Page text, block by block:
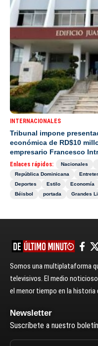
INTERNACIONALES
Tribunal impone
económica de RD$10
empresario Francesco
Enlaces rápidos: Nacionales
República Dominicana
Deportes
Estilo Economía
Béisbol
portada Grandes
Somos una multiplataforma
televisivos. El medio
el menor tiempo en la historia
Newsletter
Suscríbete a nuestro